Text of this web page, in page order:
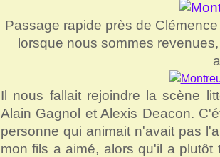
Passage rapide près de
lorsque nous sommes
Il nous fallait rejoindre la scène
Alain Gagnol et Alexis Deacon.
personne qui animait n'avait pas
mon fils a aimé, alors qu'il a